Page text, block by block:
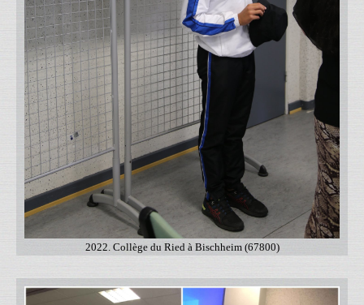
2022. Collège du Ried à Bischheim (67800)